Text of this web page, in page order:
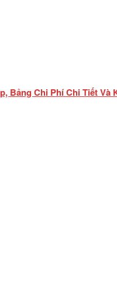
Bảng Chi Phí Chi Tiết